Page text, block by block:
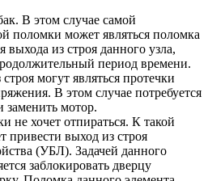
В этом случае самой
поломки может являться поломка
из строя данного узла,
период времени.
могут являться протечки
В этом случае потребуется
заменить мотор.
не хочет отпираться. К такой
привести выход из строя
(УБЛ). Задачей данного
заблокировать дверцу